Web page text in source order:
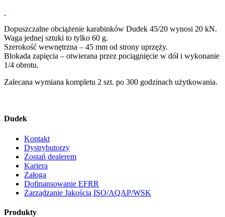
Dopuszczalne obciążenie karabinków Dudek 45/20 wynosi 20 kN.
Waga jednej sztuki to tylko 60 g.
Szerokość wewnętrzna – 45 mm od strony uprzęży.
Blokada zapięcia – otwierana przez pociągnięcie w dół i wykonanie
1/4 obrotu.
Zalecana wymiana kompletu 2 szt. po 300 godzinach użytkowania.
Dudek
Kontakt
Dystrybutorzy
Zostań dealerem
Kariera
Załoga
Dofinansowanie EFRR
Zarządzanie Jakością ISO/AQAP/WSK
Produkty